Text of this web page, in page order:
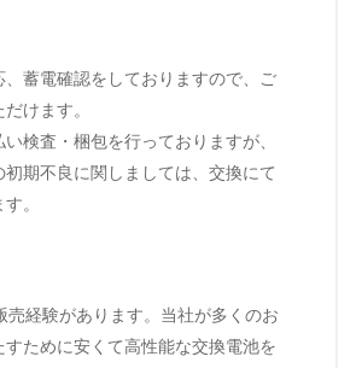
、蓄電確認をしておりますので、ご
けます。
検査・梱包を行っておりますが、
期不良に関しましては、交換にて
。
売経験があります。当社が多くのお
ために安くて高性能な交換電池を